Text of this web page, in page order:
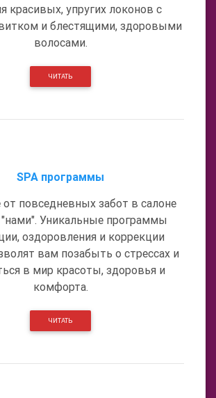
красивых, упругих локонов с
и блестящими, здоровыми
волосами.
ЧИТАТЬ
SPA программы
от повседневных забот в салоне
Уникальные программы
оздоровления и коррекции
вам позабыть о стрессах и
в мир красоты, здоровья и
комфорта.
ЧИТАТЬ